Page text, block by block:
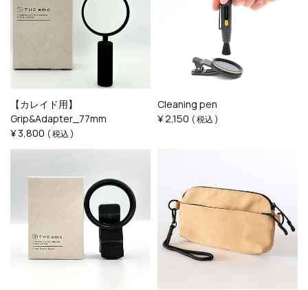
【カレイド用】
Grip&Adapter_77mm
¥3,800 税込
Cleaning pen
¥2,150 税込